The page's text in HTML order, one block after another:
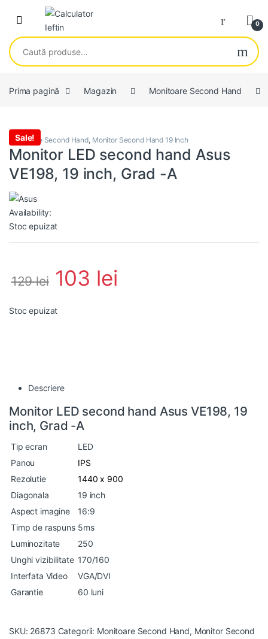
Skip to navigation
Skip to content
Open 0
Caută după:
Prima pagină Magazin Monitoare Second Hand
Sale!
Monitoare Second Hand, Monitor Second Hand 19 Inch
Monitor LED second hand Asus
VE198, 19 inch, Grad -A
Availability:
Stoc epuizat
129lei 103 lei
Stoc epuizat
Descriere
Monitor LED second hand Asus VE198, 19
inch, Grad -A
Tip ecran
LED
Panou
IPS
Rezolutie
1440 x 900
Diagonala
19 inch
Aspect imagine
16:9
Timp de raspuns 5ms
Luminozitate
250
Unghi vizibilitate 170/160
Interfata Video
VGA/DVI
Garantie
60 luni
SKU: 26873 Categorii: Monitoare Second Hand, Monitor Second